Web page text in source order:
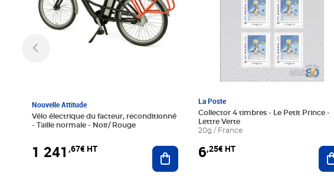
Nouvelle Attitude
Vélo électrique du facteur, reconditionné
- Taille normale - Noir/ Rouge
1 241 ,67€ HT Ajouter au panier
La Poste
Collector 4 timbres - Le Petit Prince -
Lettre Verte
20g / France
6,25€ HT